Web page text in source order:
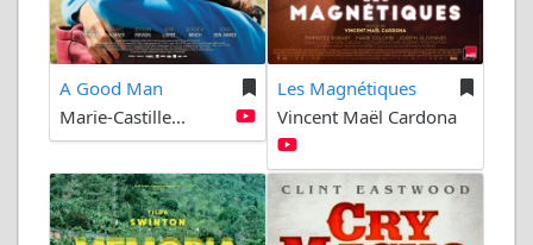
A Good Man
Marie-Castille...
Les Magnétiques
Vincent Maël Cardona